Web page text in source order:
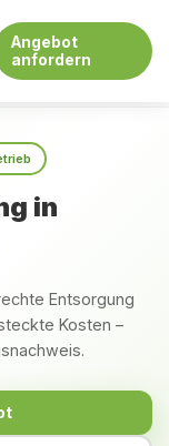
Angebot
anfordern
in
Entsorgung
Kosten –